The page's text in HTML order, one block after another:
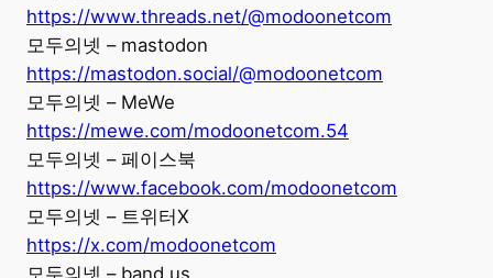
https://www.threads.net/@modoonetcom
모두의넷 – mastodon
https://mastodon.social/@modoonetcom
모두의넷 – MeWe
https://mewe.com/modoonetcom.54
모두의넷 – 페이스북
https://www.facebook.com/modoonetcom
모두의넷 – 트위터X
https://x.com/modoonetcom
모두의넷 – band.us